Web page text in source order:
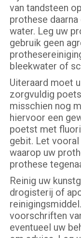
van tandsteen
prothese
water. Leg uw
gebruik geen
bleekwater of
Uiteraard moet
zorgvuldig
misschien nog
hiervoor een
poetst met
gebit. Let
waarop uw
prothese
Reinig uw
drogisterij of
voorschriften
eventueel uw